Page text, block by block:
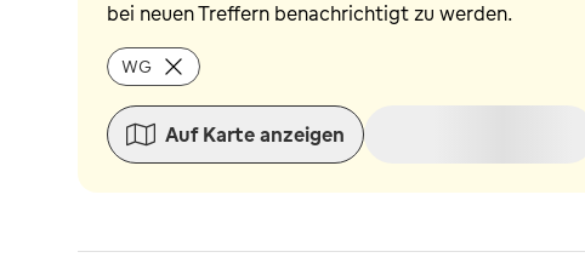
bei neuen Treffern benachrichtigt zu werden.
WG
Auf Karte anzeigen